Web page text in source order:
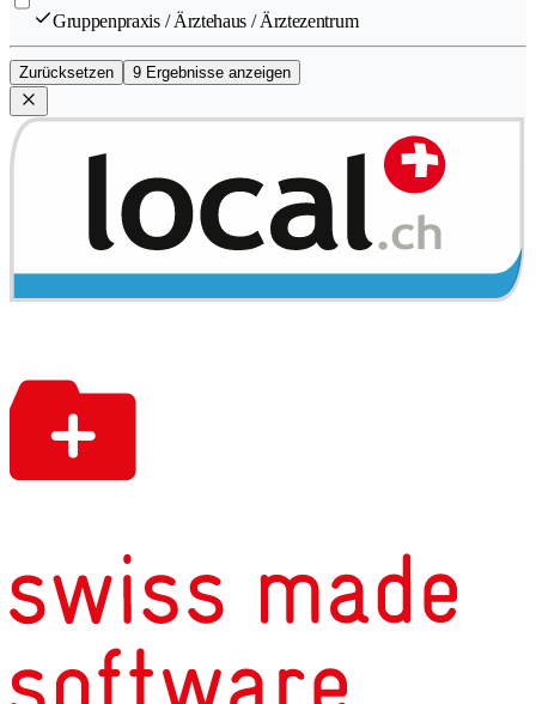
Gruppenpraxis / Ärztehaus / Ärztezentrum
Zurücksetzen 9 Ergebnisse anzeigen